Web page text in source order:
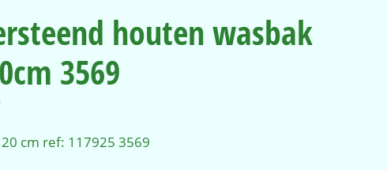
houten wasbak
3569
Huidige
is: cm ref: 117925 3569